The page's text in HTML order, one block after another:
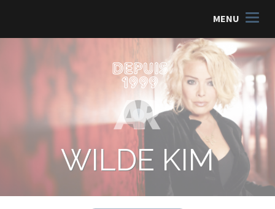
MENU
WILDE KIM